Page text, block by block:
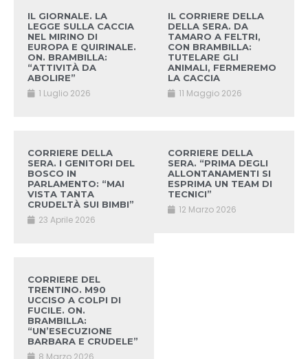
IL GIORNALE. LA
LEGGE SULLA CACCIA
NEL MIRINO DI
EUROPA E QUIRINALE.
ON. BRAMBILLA:
“ATTIVITÀ DA
ABOLIRE”
1 Luglio 2026
IL CORRIERE DELLA
DELLA SERA. DA
TAMARO A FELTRI,
CON BRAMBILLA:
TUTELARE GLI
ANIMALI, FERMEREMO
LA CACCIA
11 Maggio 2026
CORRIERE DELLA
SERA. I GENITORI DEL
BOSCO IN
PARLAMENTO: “MAI
VISTA TANTA
CRUDELTÀ SUI BIMBI”
23 Aprile 2026
CORRIERE DELLA
SERA. “PRIMA DEGLI
ALLONTANAMENTI SI
ESPRIMA UN TEAM DI
TECNICI”
12 Marzo 2026
CORRIERE DEL
TRENTINO. M90
UCCISO A COLPI DI
FUCILE. ON.
BRAMBILLA:
“UN’ESECUZIONE
BARBARA E CRUDELE”
8 Marzo 2026